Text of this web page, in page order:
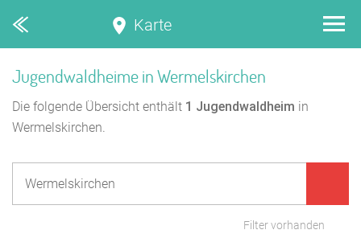
Karte
Jugendwaldheime in Wermelskirchen
Die folgende Übersicht enthält 1 Jugendwaldheim in
Wermelskirchen.
Filter vorhanden